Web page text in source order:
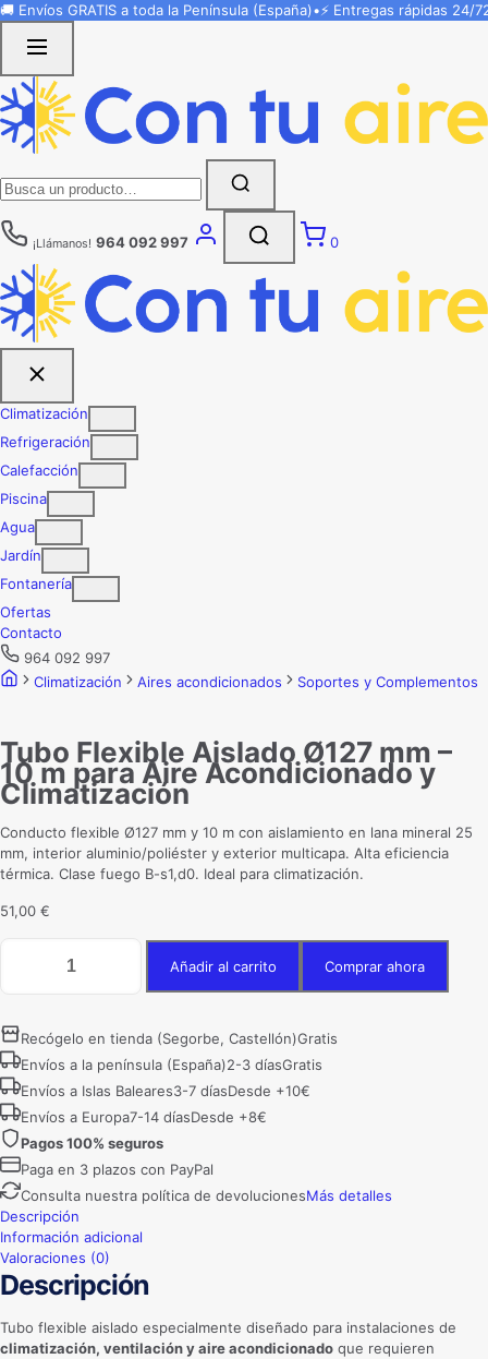
Saltar
contenido
🚚 Envíos GRATIS a toda la Península (España)•⚡ Entregas rápidas 24/
¡Llámanos! 964 092 997 0
Climatización
Refrigeración
Calefacción
Piscina
Agua
Jardín
Fontanería
Ofertas
Contacto
964 092 997
Climatización
Aires acondicionados Soportes y Complementos
Tubo Flexible Aislado Ø127 mm –
10 m para Aire Acondicionado y
Climatización
Conducto flexible Ø127 mm y 10 m con aislamiento en lana mineral 25
mm, interior aluminio/poliéster y exterior multicapa. Alta eficiencia
térmica. Clase fuego B-s1,d0. Ideal para climatización.
51,00 €
Aislado
mm
–
10
m
para
Aire
Acondicionado
y
Climatización
cantidad
Añadir al carrito Comprar ahora
Recógelo en tienda (Segorbe, Castellón)Gratis
Envíos a la península (España)2-3 díasGratis
Envíos a Islas Baleares3-7 díasDesde +10€
Envíos a Europa7-14 díasDesde +8€
Pagos 100% seguros
Paga en 3 plazos con PayPal
Consulta nuestra política de devolucionesMás detalles
Descripción
Información adicional
Valoraciones (0)
Descripción
Tubo flexible aislado especialmente diseñado para instalaciones de
climatización, ventilación y aire acondicionado que requieren